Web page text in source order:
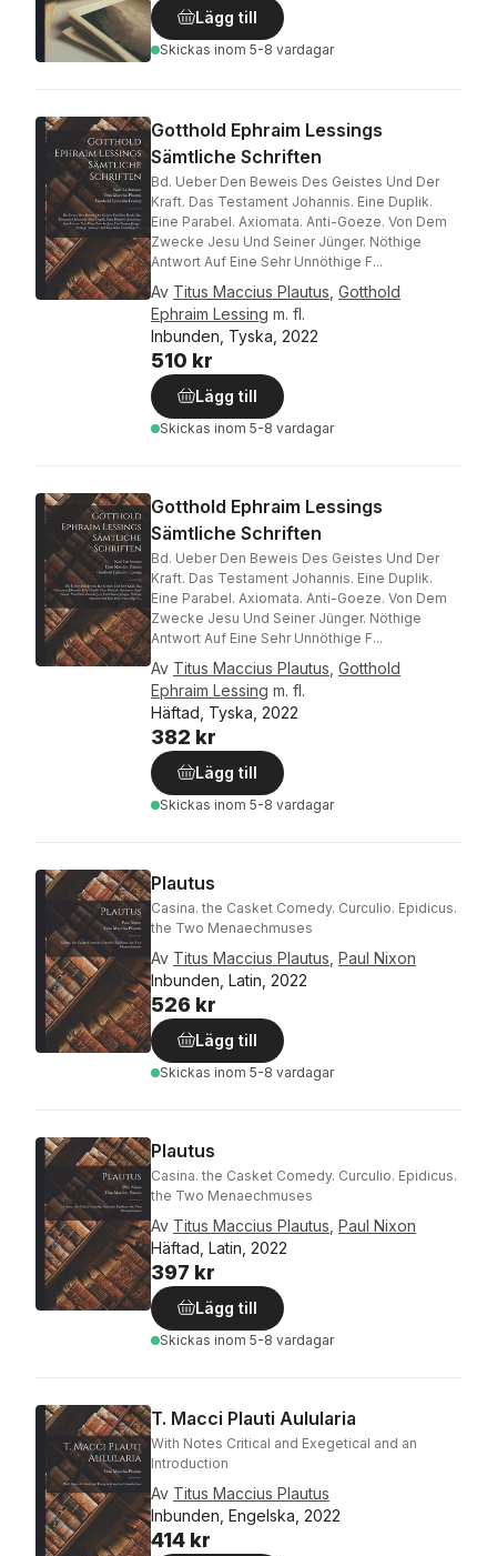
Lägg till
Skickas inom 5-8 vardagar
Gotthold Ephraim Lessings
Sämtliche Schriften
Bd. Ueber Den Beweis Des Geistes Und Der
Kraft. Das Testament Johannis. Eine Duplik.
Eine Parabel. Axiomata. Anti-Goeze. Von Dem
Zwecke Jesu Und Seiner Jünger. Nöthige
Antwort Auf Eine Sehr Unnöthige F...
Av Titus Maccius Plautus Gotthold
Ephraim Lessing m. fl.
Inbunden, Tyska, 2022
510 kr
Lägg till
Skickas inom 5-8 vardagar
Gotthold Ephraim Lessings
Sämtliche Schriften
Bd. Ueber Den Beweis Des Geistes Und Der
Kraft. Das Testament Johannis. Eine Duplik.
Eine Parabel. Axiomata. Anti-Goeze. Von Dem
Zwecke Jesu Und Seiner Jünger. Nöthige
Antwort Auf Eine Sehr Unnöthige F...
Av Titus Maccius Plautus Gotthold
Ephraim Lessing m. fl.
Häftad, Tyska, 2022
382 kr
Lägg till
Skickas inom 5-8 vardagar
Plautus
Casina. the Casket Comedy. Curculio. Epidicus.
the Two Menaechmuses
Av Titus Maccius Plautus Paul Nixon
Inbunden, Latin, 2022
526 kr
Lägg till
Skickas inom 5-8 vardagar
Plautus
Casina. the Casket Comedy. Curculio. Epidicus.
the Two Menaechmuses
Av Titus Maccius Plautus Paul Nixon
Häftad, Latin, 2022
397 kr
Lägg till
Skickas inom 5-8 vardagar
T. Macci Plauti Aulularia
With Notes Critical and Exegetical and an
Introduction
Av Titus Maccius Plautus
Inbunden, Engelska, 2022
414 kr